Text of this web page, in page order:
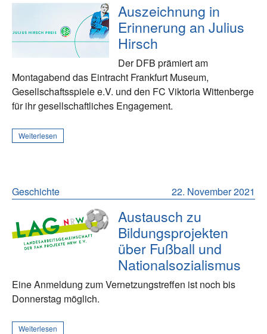
Auszeichnung in
Erinnerung an Julius
Hirsch
Der DFB prämiert am
Montagabend das Eintracht Frankfurt Museum,
Gesellschaftsspiele e.V. und den FC Viktoria Wittenberge
für ihr gesellschaftliches Engagement.
Weiterlesen
22. November 2021
Geschichte
Austausch zu
Bildungsprojekten
über Fußball und
Nationalsozialismus
Eine Anmeldung zum Vernetzungstreffen ist noch bis
Donnerstag möglich.
Weiterlesen